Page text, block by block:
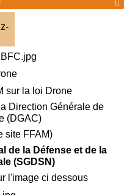

sur la loi Drone
Direction Générale de
(DGAC)
site FFAM)
de la Défense et de la
(SGDSN)
l'image ci dessous